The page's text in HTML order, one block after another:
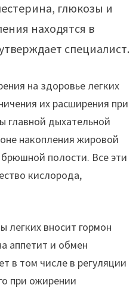
глюкозы и
находятся в
специалист.
на здоровье легких
их расширения при
главной дыхательной
накопления жировой
полости. Все эти
кислорода,
легких вносит гормон
аппетит и обмен
в том числе в регуляции
при ожирении